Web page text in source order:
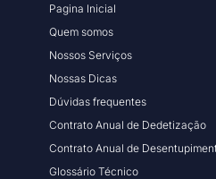
Pagina Inicial
Quem somos
Nossos Serviços
Nossas Dicas
Dúvidas frequentes
Contrato Anual de Dedetização
Contrato Anual de
Glossário Técnico